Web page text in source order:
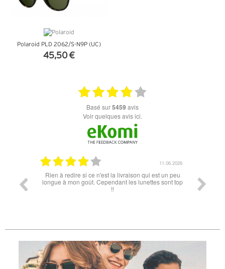
Polaroid PLD 2062/S-N9P (UC)
45,50 €
basé sur5459 avis
Voir quelques avis ici.
11.06.2026
Rien à redire si ce n'est la livraison qui est un peu
longue à mon goût. Cependant les lunettes sont top
!!